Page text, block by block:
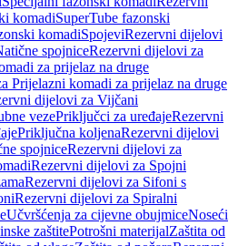
komadiSuperTube fazonski
komadiSpojeviRezervni dijelovi
spojniceRezervni dijelovi za
za prijelaz na druge
Prijelazni komadi za prijelaz na druge
dijelovi za Vijčani
vezePriključci za uređajeRezervni
Priključna koljenaRezervni dijelovi
spojniceRezervni dijelovi za
Rezervni dijelovi za Spojni
Rezervni dijelovi za Sifoni s
Rezervni dijelovi za Spiralni
Učvršćenja za cijevne obujmiceNoseći
zaštitePotrošni materijalZaštita od